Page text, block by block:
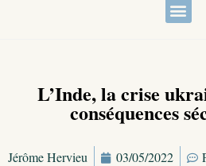
L’Inde, la crise
conséquences
Jérôme Hervieu 03/05/2022